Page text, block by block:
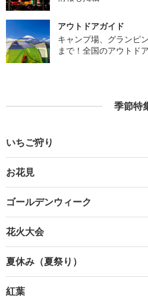
アウトドアガイド
キャンプ場、グランピ
まで！全国のアウトド
季節特
いちご狩り
お花見
ゴールデンウィーク
花火大会
夏休み（夏祭り）
紅葉